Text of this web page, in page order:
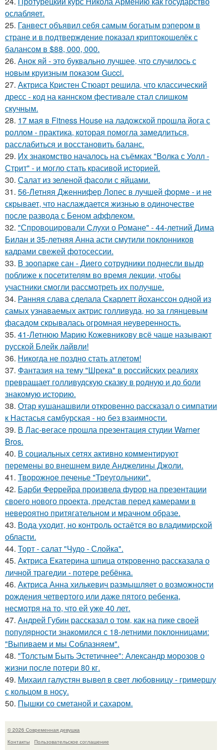
ослабляет.
25. Ганвест объявил себя самым богатым рэпером в
стране и в подтверждение показал криптокошелёк с
балансом в $88, 000, 000.
26. Анок яй - это буквально лучшее, что случилось с
новым круизным показом Gucci.
27. Актриса Кристен Стюарт решила, что классический
дресс - код на каннском фестивале стал слишком
скучным.
28. 17 мая в Fitness House на ладожской прошла йога с
роллом - практика, которая помогла замедлиться,
расслабиться и восстановить баланс.
29. Их знакомство началось на съёмках "Волка с Уолл -
Стрит" - и могло стать красивой историей.
30. Салат из зеленой фасоли с яйцами.
31. 56-Летняя Дженнифер Лопес в лучшей форме - и не
скрывает, что наслаждается жизнью в одиночестве
после развода с Беном аффлеком.
32. "Спровоцировали Слухи о Романе" - 44-летний Дима
Билан и 35-летняя Анна асти смутили поклонников
кадрами свежей фотосессии.
33. В зоопарке сан - Диего сотрудники поднесли выдр
поближе к посетителям во время лекции, чтобы
участники смогли рассмотреть их получше.
34. Ранняя слава сделала Скарлетт йоханссон одной из
самых узнаваемых актрис голливуда, но за глянцевым
фасадом скрывалась огромная неуверенность.
35. 41-Летнюю Марию Кожевникову всё чаще называют
русской Блейк лайвли!
36. Никогда не поздно стать атлетом!
37. Фантазия на тему "Шрека" в российских реалиях
превращает голливудскую сказку в родную и до боли
знакомую историю.
38. Отар кушанашвили откровенно рассказал о симпатии
к Настасья самбурская - но без взаимности.
39. В Лас-вегасе прошла презентация студии Warner
Bros.
40. В социальных сетях активно комментируют
перемены во внешнем виде Анджелины Джоли.
41. Творожное печенье "Треугольники".
42. Барби Феррейра произвела фурор на презентации
своего нового проекта, представ перед камерами в
невероятно притягательном и мрачном образе.
43. Вода уходит, но контроль остаётся во владимирской
области.
44. Торт - салат "Чудо - Слойка".
45. Актриса Екатерина шпица откровенно рассказала о
личной трагедии - потере ребёнка.
46. Актриса Анна хилькевич размышляет о возможности
рождения четвертого или даже пятого ребенка,
несмотря на то, что ей уже 40 лет.
47. Андрей Губин рассказал о том, как на пике своей
популярности знакомился с 18-летними поклонницами:
"Выпиваем и мы Соблазняем".
48. "Толстым Быть Эстетичнее": Александр морозов о
жизни после потери 80 кг.
49. Михаил галустян вывел в свет любовницу - гримершу
с кольцом в носу.
50. Пышки со сметаной и сахаром.
© 2026 Современная девушка
Контакты
Пользовательское соглашение